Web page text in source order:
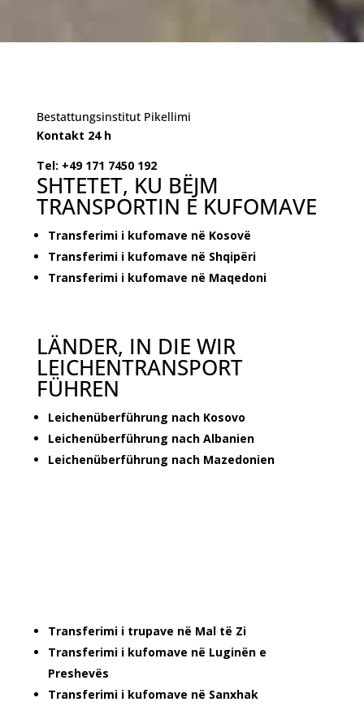
Bestattungsinstitut Pikellimi
Kontakt 24 h
Tel: +49 171 7450 192
SHTETET, KU BËJM
TRANSPORTIN E KUFOMAVE
Transferimi i kufomave në Kosovë
Transferimi i kufomave në Shqipëri
Transferimi i kufomave në Maqedoni
LÄNDER, IN DIE WIR
LEICHENTRANSPORT
FÜHREN
Leichenüberführung nach Kosovo
Leichenüberführung nach Albanien
Leichenüberführung nach Mazedonien
Transferimi i trupave në Mal të Zi
Transferimi i kufomave në Luginën e
Preshevës
Transferimi i kufomave në Sanxhak